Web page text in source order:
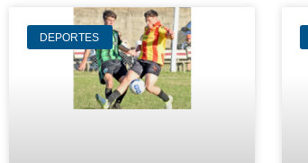
DEPORTES